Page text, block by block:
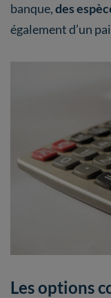
banque,des
également d’un
Les options